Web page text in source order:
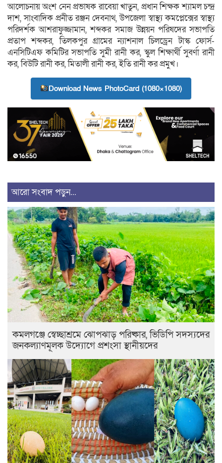
আলোচনায় অংশ নেন প্রভাষক রাবেয়া খাতুন, প্রধান শিক্ষক শ্যামল চন্দ্র
দাশ, সাংবাদিক প্রনীত রঞ্জন দেবনাথ, উপজেলা স্বাস্থ্য কমপ্লেক্সের স্বাস্থ্য
পরিদর্শক আশরাফুজ্জামান, শব্দকর সমাজ উন্নয়ন পরিষদের সভাপতি
প্রতাপ শব্দকর, তিলকপুর গ্রামের ন্যাশনাল চিলড্রেন টাস্ক ফোর্স-
এনসিটিএফ কমিটির সভাপতি সুমী রানী কর, স্কুল শিক্ষার্থী সুবর্ণা রানী
কর, বিউটি রানী কর, মিতালী রানী কর, ইতি রানী কর প্রমুখ।
Download News PhotoCard (1080×1080)
আরো সংবাদ পড়ুন...
কমলগঞ্জে স্বেচ্ছাশ্রমে ঝোপঝাড় পরিষ্কার, ভিডিপি সদস্যদের
জনকল্যাণমূলক উদ্যোগে প্রশংসা স্থানীয়দের